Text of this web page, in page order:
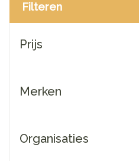
Filteren
Prijs
Merken
Organisaties